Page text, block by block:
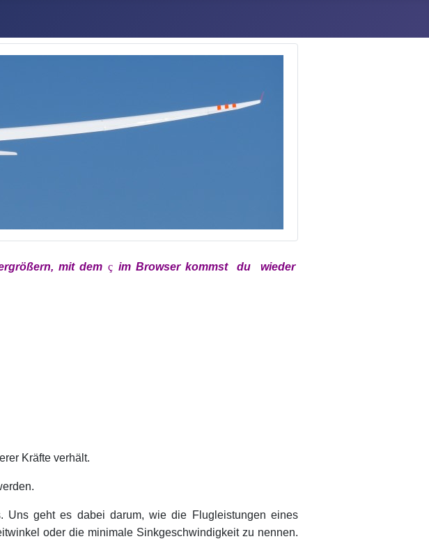
mitdem xç xim Browser kommst du wieder
Kräfte verhält.
Uns geht es dabei darum, wie die Flugleistungen eines
oder die minimale Sinkgeschwindigkeit zu nennen.